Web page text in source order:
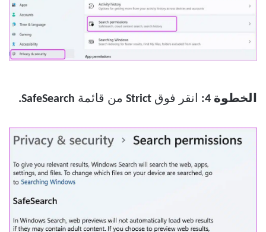
الخطوة 4: انقر فوق Strict من قائمة SafeSearch.